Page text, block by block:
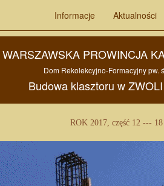
Informacje Aktualności
WARSZAWSKA PROWINCJA
Dom Rekolekcyjno-Formacyjny pw.
Budowa klasztoru wZWOLI
ROK 2017, część 12 ---